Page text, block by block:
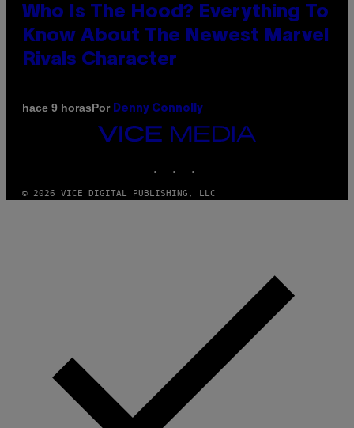
Who Is The Hood? Everything To
Know About The Newest Marvel
Rivals Character
hace 9 horasPor Denny Connolly
VICE
MEDIA
© 2026 VICE DIGITAL PUBLISHING, LLC